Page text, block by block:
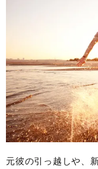
元彼の引っ越しや、